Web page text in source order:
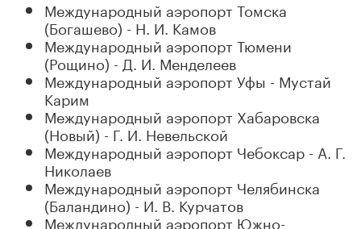
Международный аэропорт Томска
(Богашево) - Н. И. Камов
Международный аэропорт Тюмени
(Рощино) - Д. И. Менделеев
Международный аэропорт Уфы - Мустай
Карим
Международный аэропорт Хабаровска
(Новый) - Г. И. Невельской
Международный аэропорт Чебоксар - А. Г.
Николаев
Международный аэропорт Челябинска
(Баландино) - И. В. Курчатов
Международный аэропорт Южно-